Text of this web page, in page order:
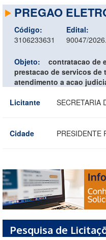
PREGAO
Código:
3106233631
Edital:
90047/
Objeto:
contratacao de
prestacao de servicos
atendimento a acao
Licitante
SECRETARIA
Cidade PRESIDENTE
Pesquisa de